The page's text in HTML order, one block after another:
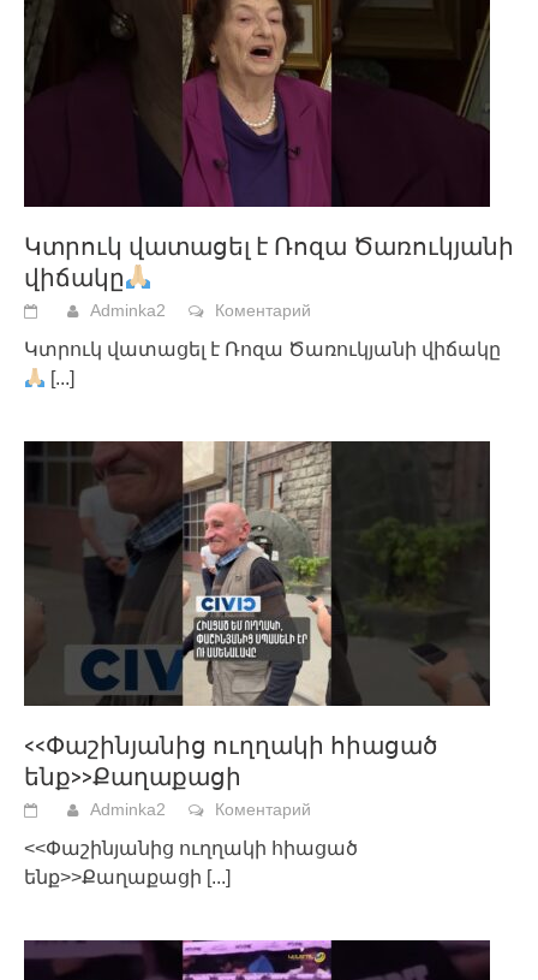
Կտրուկ վատացել է Ռոզա Ծառուկյանի
վիճակը
Adminka2 Коментарий
Կտրուկ վատացել է Ռոզա Ծառուկյանի վիճակը
[...]
<<Փաշինյանից ուղղակի հիացած
ենք>>Քաղաքացի
Adminka2 Коментарий
<<Փաշինյանից ուղղակի հիացած
ենք>>Քաղաքացի [...]